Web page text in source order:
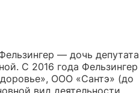
— дочь депутата
С 2016 года Фельзингер
ООО «Сантэ» (до
вид деятельности